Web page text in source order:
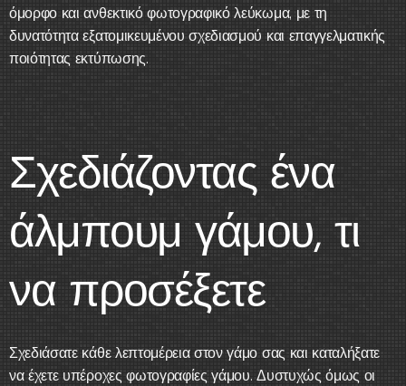
όμορφο και ανθεκτικό φωτογραφικό λεύκωμα, με τη
δυνατότητα εξατομικευμένου σχεδιασμού και επαγγελματικής
ποιότητας εκτύπωσης.
Σχεδιάζοντας ένα
άλμπουμ γάμου, τι
να προσέξετε
Σχεδιάσατε κάθε λεπτομέρεια στον γάμο σας και καταλήξατε
να έχετε υπέροχες φωτογραφίες γάμου. Δυστυχώς όμως οι